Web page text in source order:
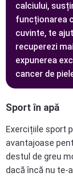
calciului,
funcționarea
cuvinte, te
recuperezi
expunerea
cancer de
Sport în apă
Exercițiile sport
avantajoase
destul de greu
dacă încă nu te-